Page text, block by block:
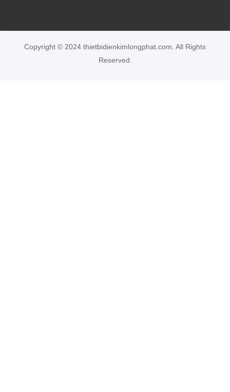
Copyright © 2024 thietbidienkimlongphat.com. All Rights
Reserved.